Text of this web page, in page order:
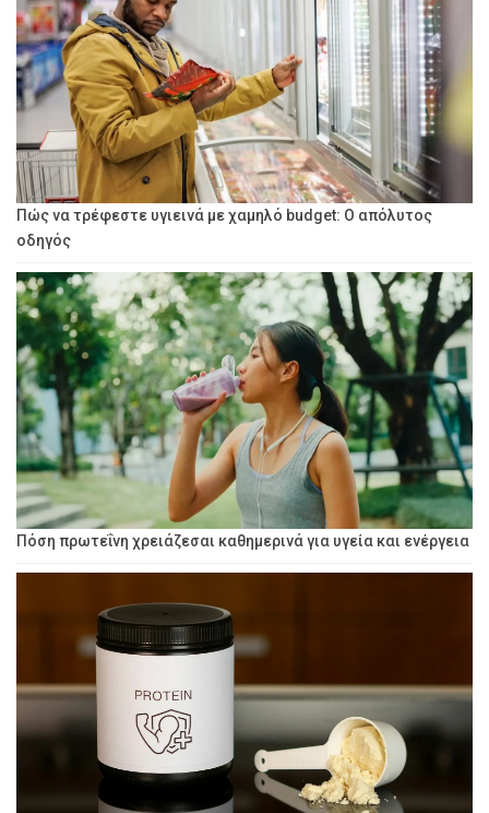
Πώς να τρέφεστε υγιεινά με χαμηλό budget: Ο απόλυτος
οδηγός
Πόση πρωτεΐνη χρειάζεσαι καθημερινά για υγεία και ενέργεια